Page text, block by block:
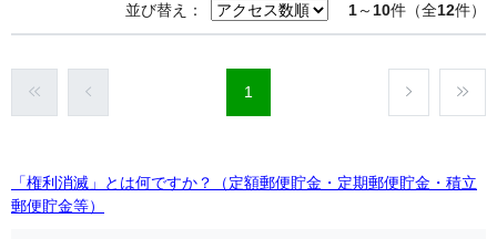
並び替え： 1～ 10件（全12件）
1
「権利消滅」とは何ですか？（定額郵便貯金・定期郵便貯金・積立
郵便貯金等）